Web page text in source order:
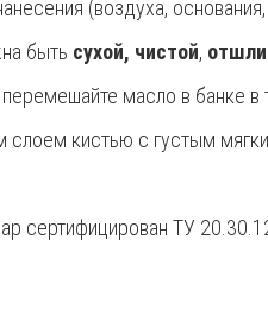
(воздуха,
быть сухой, чистой,
масло в банке в
кистью с густым
сертифицирован ТУ